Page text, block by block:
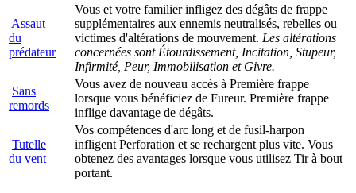
Assaut
du
prédateur
Vous et votre familier infligez des dégâts de frappe
supplémentaires aux ennemis neutralisés, rebelles ou
victimes d'altérations de mouvement. Les altérations
concernées sont Étourdissement, Incitation, Stupeur,
Infirmité, Peur, Immobilisation et Givre.
Sans
remords
Vous avez de nouveau accès à Première frappe
lorsque vous bénéficiez de Fureur. Première frappe
inflige davantage de dégâts.
Tutelle
du vent
Vos compétences d'arc long et de fusil-harpon
infligent Perforation et se rechargent plus vite. Vous
obtenez des avantages lorsque vous utilisez Tir à bout
portant.